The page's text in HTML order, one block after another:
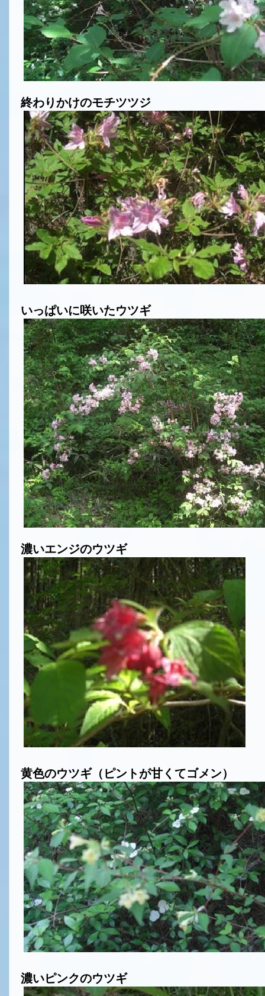
終わりかけのモチツツジ
いっぱいに咲いたウツギ
濃いエンジのウツギ
黄色のウツギ（ピントが甘くてゴメン）
濃いピンクのウツギ